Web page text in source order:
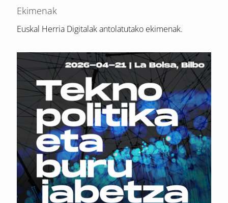
Ekimenak
Euskal Herria Digitalak antolatutako ekimenak.